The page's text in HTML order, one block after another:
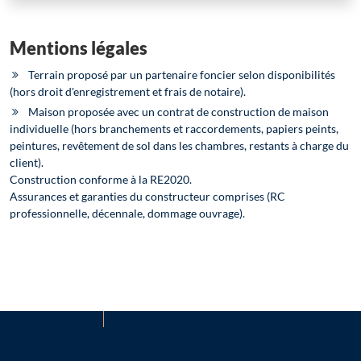
Mentions légales
Terrain proposé par un partenaire foncier selon disponibilités
(hors droit d'enregistrement et frais de notaire).
Maison proposée avec un contrat de construction de maison
individuelle (hors branchements et raccordements, papiers peints,
peintures, revêtement de sol dans les chambres, restants à charge du
client).
Construction conforme à la RE2020.
Assurances et garanties du constructeur comprises (RC
professionnelle, décennale, dommage ouvrage).